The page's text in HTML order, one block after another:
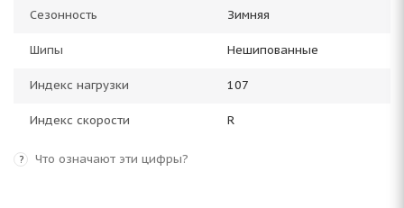
Сезонность Зимняя
Шипы Нешипованные
Индекс нагрузки 107
Индекс скорости R
? Что означают эти цифры?